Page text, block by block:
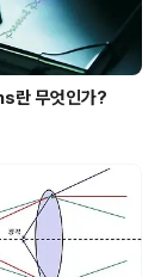
무엇인가?